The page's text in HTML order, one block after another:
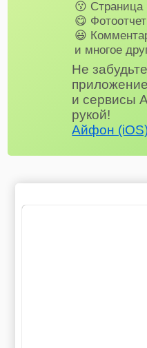
😗
😋
😃
и многое
Не
и сервисы
рукой!
Айфон (iOS)